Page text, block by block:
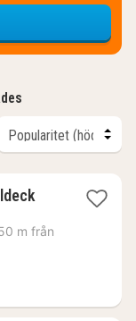
1
från
m från